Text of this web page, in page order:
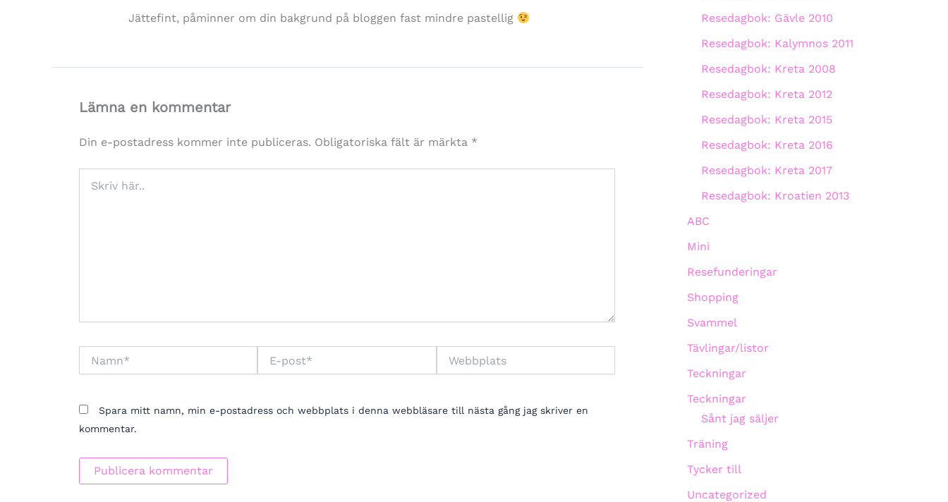
Jättefint, påminner om din bakgrund på bloggen fast mindre pastellig
Lämna en kommentar
Din e-postadress kommer inte publiceras. Obligatoriska fält är märkta *
här..
post*
Spara mitt namn, min e-postadress och webbplats i denna webbläsare till nästa gång jag skriver en
kommentar.
Resedagbok: Gävle 2010
Resedagbok: Kalymnos 2011
Resedagbok: Kreta 2008
Resedagbok: Kreta 2012
Resedagbok: Kreta 2015
Resedagbok: Kreta 2016
Resedagbok: Kreta 2017
Resedagbok: Kroatien 2013
ABC
Mini
Resefunderingar
Shopping
Svammel
Tävlingar/listor
Teckningar
Teckningar
Sånt jag säljer
Träning
Tycker till
Uncategorized